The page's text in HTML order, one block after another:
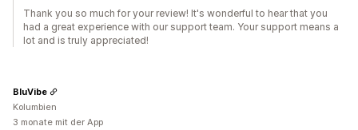
Thank you so much for your review! It's wonderful to hear that you
had a great experience with our support team. Your support means a
lot and is truly appreciated!
BluVibe
Kolumbien
3 monate mit der App